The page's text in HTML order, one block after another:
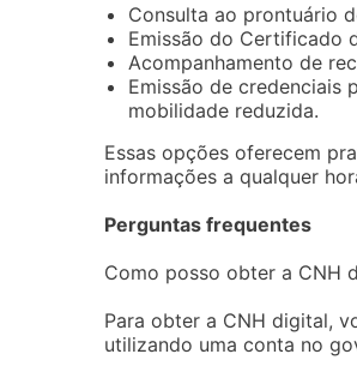
Consulta ao prontuário
Emissão do Certificado
Acompanhamento de
Emissão de credenciais
mobilidade reduzida.
Essas opções oferecem
informações a qualquer
Perguntas frequentes
Como posso obter a CNH
Para obter a CNH digital,
utilizando uma conta no